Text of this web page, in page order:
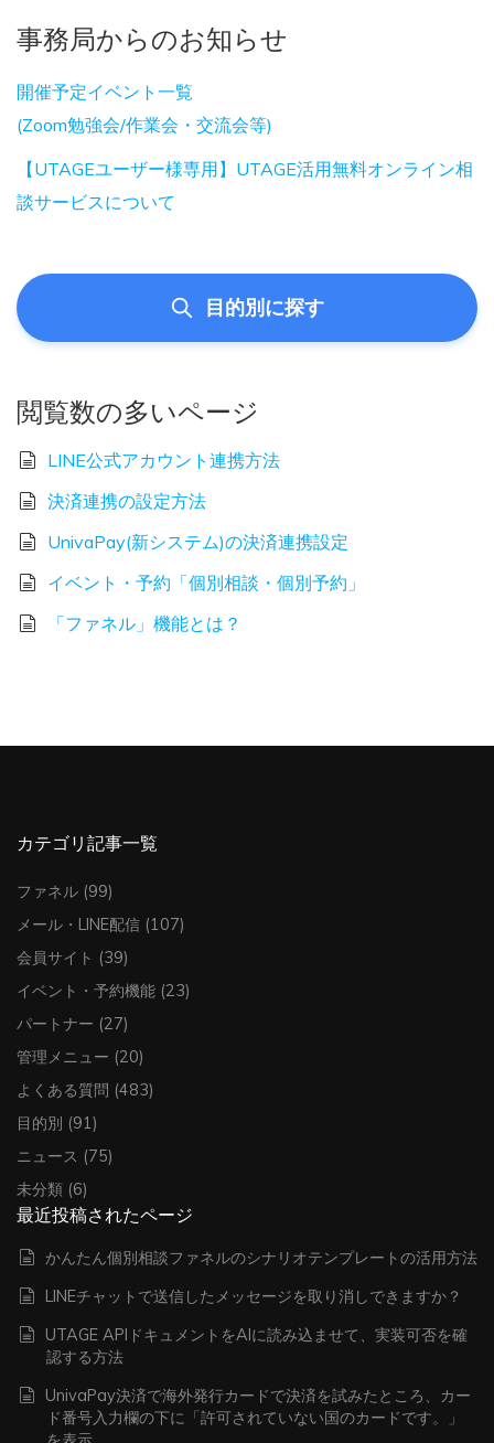
事務局からのお知らせ
開催予定イベント一覧
(Zoom勉強会/作業会・交流会等)
【UTAGEユーザー様専用】UTAGE活用無料オンライン相
談サービスについて
目的別に探す
閲覧数の多いページ
LINE公式アカウント連携方法
決済連携の設定方法
UnivaPay(新システム)の決済連携設定
イベント・予約「個別相談・個別予約」
「ファネル」機能とは？
カテゴリ記事一覧
ファネル (99)
メール・LINE配信 (107)
会員サイト (39)
イベント・予約機能 (23)
パートナー (27)
管理メニュー (20)
よくある質問 (483)
目的別 (91)
ニュース (75)
未分類 (6)
最近投稿されたページ
かんたん個別相談ファネルのシナリオテンプレートの活用方法
LINEチャットで送信したメッセージを取り消しできますか？
UTAGE APIドキュメントをAIに読み込ませて、実装可否を確
認する方法
UnivaPay決済で海外発行カードで決済を試みたところ、カー
ド番号入力欄の下に「許可されていない国のカードです。」